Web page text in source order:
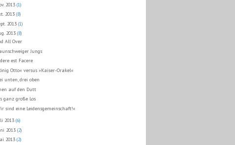
2013 (1)
2013 (8)
2013 (1)
2013 (8)
All Over
Jungs
est Facere
Otto« versus »Kaiser-Orakel«
unten, drei oben
auf den Dutt
ganz große Los
sind eine Leidensgemeinschaft!«
2013 (6)
2013 (2)
2013 (2)